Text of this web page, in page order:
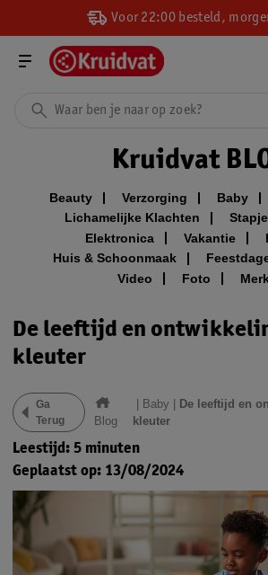
Voor 22:00 besteld,
Kruidvat
Beauty Verzorging Baby
Lichamelijke Klachten
Elektronica
Vakantie
Huis & Schoonmaak
Video
Foto
De leeftijd en
kleuter
Ga
Terug
Blog
Baby
De leeftijd en
kleuter
Leestijd: 5 minuten
Geplaatst op: 13/08/2024